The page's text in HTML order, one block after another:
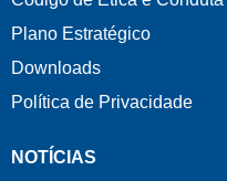
Plano Estratégico
Downloads
Política de Privacidade
NOTÍCIAS